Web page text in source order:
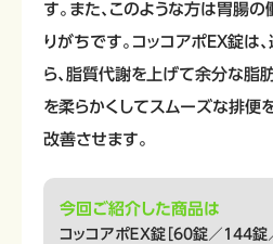
す。また、このような方は胃腸
りがちです。コッコアポEX錠は
ら、脂質代謝を上げて余分な脂
を柔らかくしてスムーズな排便
改善させます。
今回ご紹介した商品は
コッコアポＥＸ錠［60錠／144